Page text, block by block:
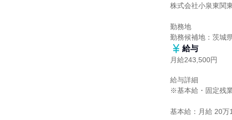
株式会社小泉東関
勤務地
勤務候補地：茨城
給与
月給243,500円
給与詳細
※基本給・固定残
基本給：月給 20万